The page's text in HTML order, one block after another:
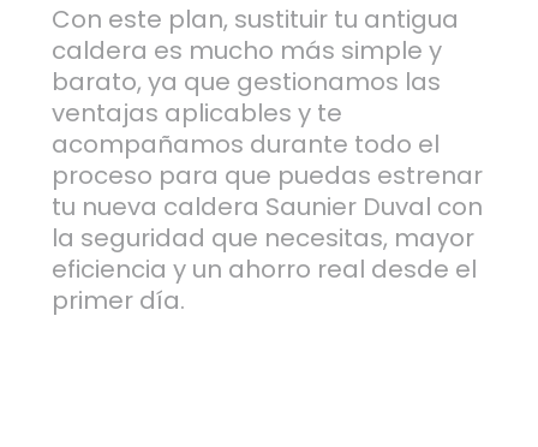
Con este plan, sustituir tu antigua
caldera es mucho más simple y
barato, ya que gestionamos las
ventajas aplicables y te
acompañamos durante todo el
proceso para que puedas estrenar
tu nueva caldera Saunier Duval con
la seguridad que necesitas, mayor
eficiencia y un ahorro real desde el
primer día.